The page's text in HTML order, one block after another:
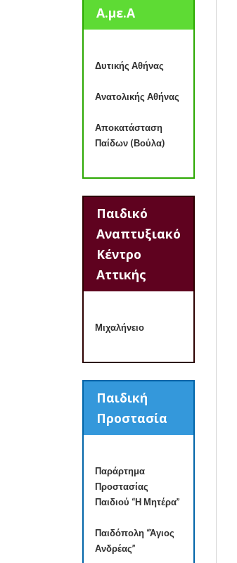
Α.με.Α
Δυτικής Αθήνας
Ανατολικής Αθήνας
Αποκατάσταση
Παίδων (Βούλα)
Παιδικό
Αναπτυξιακό
Κέντρο
Αττικής
Μιχαλήνειο
Παιδική
Προστασία
Παράρτημα
Προστασίας
Παιδιού “Η Μητέρα”
Παιδόπολη “Άγιος
Ανδρέας”